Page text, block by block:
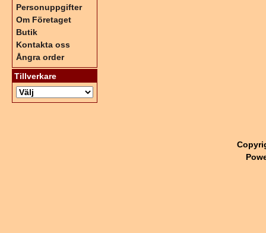
Personuppgifter
Om Företaget
Butik
Kontakta oss
Ångra order
Tillverkare